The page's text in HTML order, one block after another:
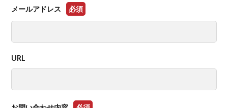
メールアドレス 必須
URL